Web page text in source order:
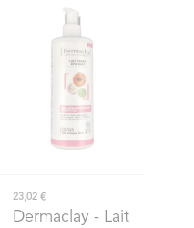
23,02 €
Dermaclay- Lait